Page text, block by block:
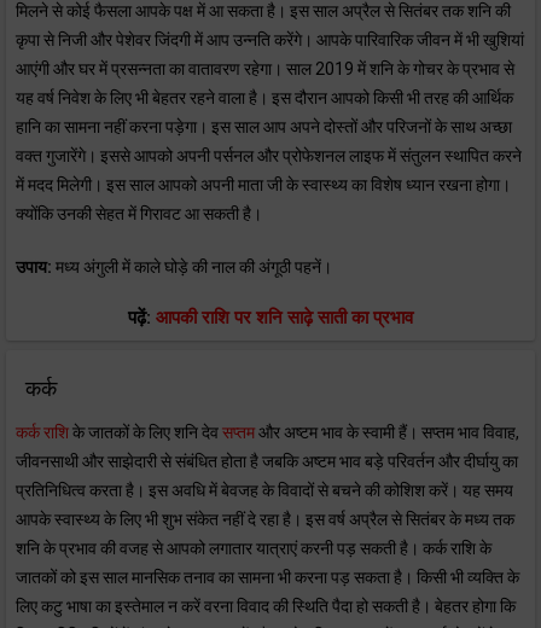
मिलने से कोई फैसला आपके पक्ष में आ सकता है। इस साल अप्रैल से सितंबर तक शनि की
कृपा से निजी और पेशेवर जिंदगी में आप उन्नति करेंगे। आपके पारिवारिक जीवन में भी खुशियां
आएंगी और घर में प्रसन्नता का वातावरण रहेगा। साल 2019 में शनि के गोचर के प्रभाव से
यह वर्ष निवेश के लिए भी बेहतर रहने वाला है। इस दौरान आपको किसी भी तरह की आर्थिक
हानि का सामना नहीं करना पड़ेगा। इस साल आप अपने दोस्तों और परिजनों के साथ अच्छा
वक्त गुजारेंगे। इससे आपको अपनी पर्सनल और प्रोफेशनल लाइफ में संतुलन स्थापित करने
में मदद मिलेगी। इस साल आपको अपनी माता जी के स्वास्थ्य का विशेष ध्यान रखना होगा।
क्योंकि उनकी सेहत में गिरावट आ सकती है।
उपाय: मध्य अंगुली में काले घोड़े की नाल की अंगूठी पहनें।
पढ़ें: आपकी राशि पर शनि साढ़े साती का प्रभाव
कर्क
कर्क राशिके जातकों के लिए शनि देवसप्तमऔर अष्टम भाव के स्वामी हैं। सप्तम भाव विवाह,
जीवनसाथी और साझेदारी से संबंधित होता है जबकि अष्टम भाव बड़े परिवर्तन और दीर्घायु का
प्रतिनिधित्व करता है। इस अवधि में बेवजह के विवादों से बचने की कोशिश करें। यह समय
आपके स्वास्थ्य के लिए भी शुभ संकेत नहीं दे रहा है। इस वर्ष अप्रैल से सितंबर के मध्य तक
शनि के प्रभाव की वजह से आपको लगातार यात्राएं करनी पड़ सकती है। कर्क राशि के
जातकों को इस साल मानसिक तनाव का सामना भी करना पड़ सकता है। किसी भी व्यक्ति के
लिए कटु भाषा का इस्तेमाल न करें वरना विवाद की स्थिति पैदा हो सकती है। बेहतर होगा कि